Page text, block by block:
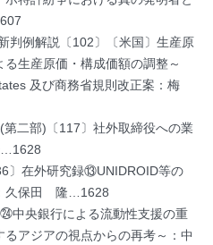
判例解説〔102〕〔米国〕生産原
生産原価・構成価額の調整～
及び商務省規則改正案：梅
二部)〔117〕社外取締役への業
…1628
〕在外研究録⑬UNIDROID等の
久保田 隆…1628
中央銀行による流動性支援の重
アジアの視点からの再考～：中